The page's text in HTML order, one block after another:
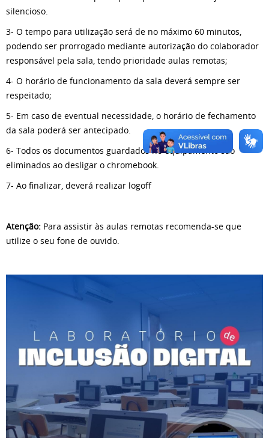
silencioso.
3- O tempo para utilização será de no máximo 60 minutos,
podendo ser prorrogado mediante autorização do colaborador
responsável pela sala, tendo prioridade aulas remotas;
4- O horário de funcionamento da sala deverá sempre ser
respeitado;
5- Em caso de eventual necessidade, o horário de fechamento
da sala poderá ser antecipado.
6- Todos os documentos guardados no equipamento são
eliminados ao desligar o chromebook.
7- Ao finalizar, deverá realizar logoff
Atenção: Para assistir às aulas remotas recomenda-se que
utilize o seu fone de ouvido.